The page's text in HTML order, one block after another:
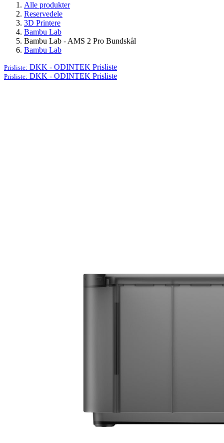
Alle produkter
Reservedele
3D Printere
Bambu Lab
Bambu Lab - AMS 2 Pro Bundskål
Bambu Lab
Prisliste: DKK - ODINTEK Prisliste
Prisliste: DKK - ODINTEK Prisliste